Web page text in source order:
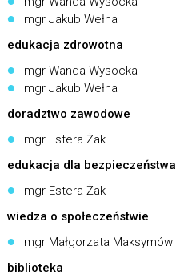
mgr Jakub Wełna
edukacja zdrowotna
mgr Wanda Wysocka
mgr Jakub Wełna
doradztwo zawodowe
mgr Estera Żak
edukacja dla bezpieczeństwa
mgr Estera Żak
wiedza o społeczeństwie
mgr Małgorzata Maksymów
biblioteka